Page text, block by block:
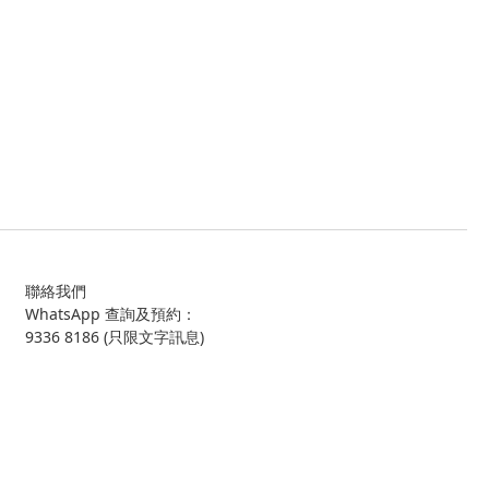
聯絡我們
WhatsApp 查詢及預約：
9336 8186 (只限文字訊息)